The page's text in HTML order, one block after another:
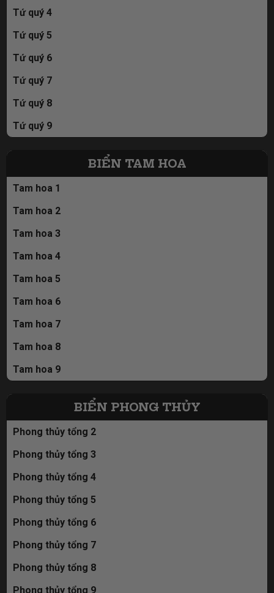
Tứ quý 4
Tứ quý 5
Tứ quý 6
Tứ quý 7
Tứ quý 8
Tứ quý 9
BIỂN TAM HOA
Tam hoa 1
Tam hoa 2
Tam hoa 3
Tam hoa 4
Tam hoa 5
Tam hoa 6
Tam hoa 7
Tam hoa 8
Tam hoa 9
BIỂN PHONG THỦY
Phong thủy tổng 2
Phong thủy tổng 3
Phong thủy tổng 4
Phong thủy tổng 5
Phong thủy tổng 6
Phong thủy tổng 7
Phong thủy tổng 8
Phong thủy tổng 9